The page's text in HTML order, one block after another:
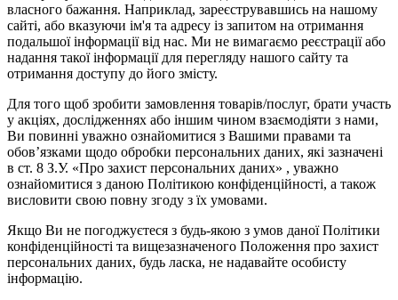
власного бажання. Наприклад, зареєструвавшись на нашому
сайті, або вказуючи ім'я та адресу із запитом на отримання
подальшої інформації від нас. Ми не вимагаємо реєстрації або
надання такої інформації для перегляду нашого сайту та
отримання доступу до його змісту.
Для того щоб зробити замовлення товарів/послуг, брати участь
у акціях, дослідженнях або іншим чином взаємодіяти з нами,
Ви повинні уважно ознайомитися з Вашими правами та
обов’язками щодо обробки персональних даних, які зазначені
в ст. 8 З.У. «Про захист персональних даних» , уважно
ознайомитися з даною Політикою конфіденційності, а також
висловити свою повну згоду з їх умовами.
Якщо Ви не погоджуєтеся з будь-якою з умов даної Політики
конфіденційності та вищезазначеного Положення про захист
персональних даних, будь ласка, не надавайте особисту
інформацію.